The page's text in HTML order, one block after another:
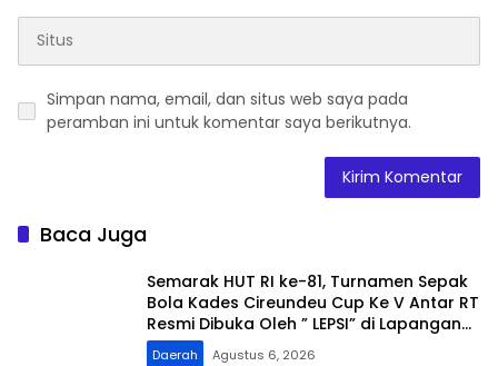
Simpan nama, email, dan situs web saya pada
peramban ini untuk komentar saya berikutnya.
Baca Juga
Semarak HUT RI ke-81, Turnamen Sepak
Bola Kades Cireundeu Cup Ke V Antar RT
Resmi Dibuka Oleh ” LEPSI” di Lapangan
FC Family
Daerah Agustus 6, 2026